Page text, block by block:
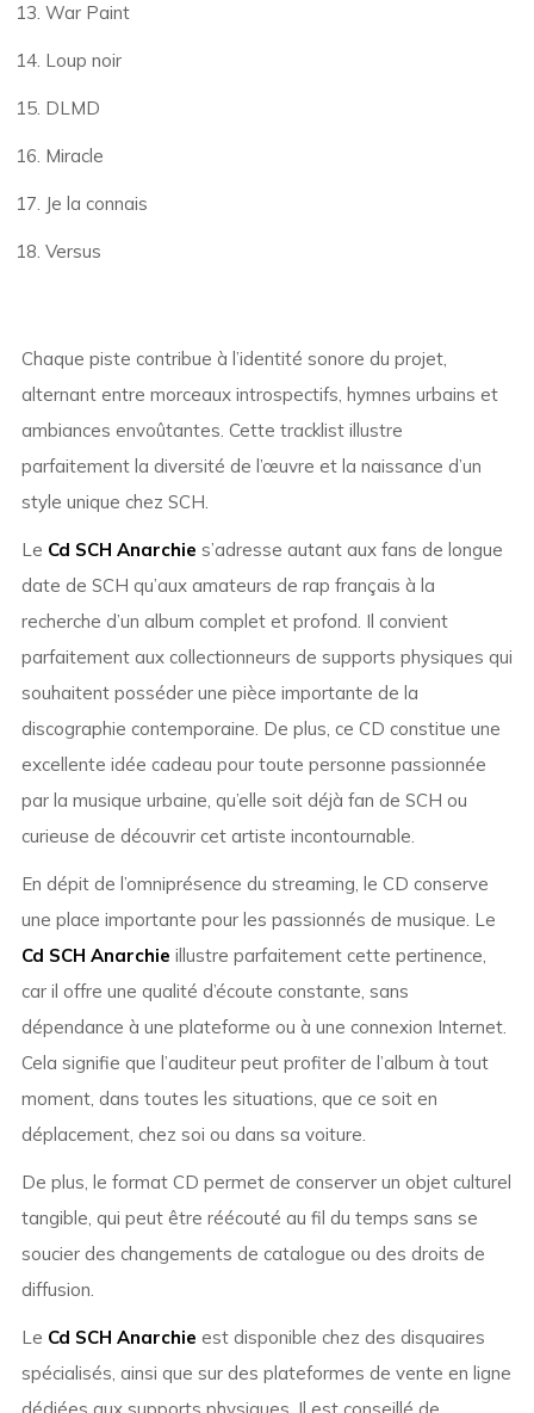
War Paint
Loup noir
DLMD
Miracle
Je la connais
Versus
Chaque piste contribue à l’identité sonore du projet,
alternant entre morceaux introspectifs, hymnes urbains et
ambiances envoûtantes. Cette tracklist illustre
parfaitement la diversité de l’œuvre et la naissance d’un
style unique chez SCH.
Le Cd SCH Anarchie s’adresse autant aux fans de longue
date de SCH qu’aux amateurs de rap français à la
recherche d’un album complet et profond. Il convient
parfaitement aux collectionneurs de supports physiques qui
souhaitent posséder une pièce importante de la
discographie contemporaine. De plus, ce CD constitue une
excellente idée cadeau pour toute personne passionnée
par la musique urbaine, qu’elle soit déjà fan de SCH ou
curieuse de découvrir cet artiste incontournable.
En dépit de l’omniprésence du streaming, le CD conserve
une place importante pour les passionnés de musique. Le
Cd SCH Anarchie illustre parfaitement cette pertinence,
car il offre une qualité d’écoute constante, sans
dépendance à une plateforme ou à une connexion Internet.
Cela signifie que l’auditeur peut profiter de l’album à tout
moment, dans toutes les situations, que ce soit en
déplacement, chez soi ou dans sa voiture.
De plus, le format CD permet de conserver un objet culturel
tangible, qui peut être réécouté au fil du temps sans se
soucier des changements de catalogue ou des droits de
diffusion.
Le Cd SCH Anarchie est disponible chez des disquaires
spécialisés, ainsi que sur des plateformes de vente en ligne